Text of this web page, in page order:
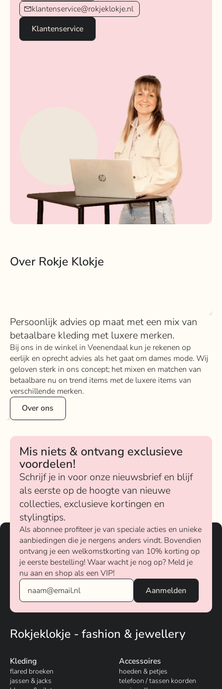
klantenservice@rokjeklokje.nl
Klantenservice
Over Rokje Klokje
Persoonlijk advies op maat met een mix van
betaalbare kleding met luxere merken.
Bij ons in de winkel in Veenendaal kun je rekenen op
eerlijk en oprecht advies als het gaat om dames mode. Wij
geloven sterk in ons concept; het mixen en matchen van
betaalbare nu on trend items met de luxere items van
verschillende merken.
Over ons
Mis niets & ontvang exclusieve
voordelen!
Schrijf je in voor onze nieuwsbrief en blijf
als eerste op de hoogte van nieuwe
collecties, exclusieve kortingen en
stylingtips.
Als abonnee profiteer je van speciale acties en unieke
aanbiedingen die je nergens anders vindt. Bovendien
ontvang je een welkomstkorting van 10% korting op
je eerste bestelling! Waar wacht je nog op? Meld je
nu aan en shop als een VIP!
Rokjeklokje - fashion & jewellery
Kleding
flared broeken
jassen & jacks
Accessoires
hoeden & petjes
telefoon / tassen koorden